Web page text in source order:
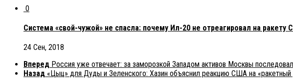
0
Система «свой-чужой» не спасла: почему Ил-20 не отреагировал на ракету
24 Сен, 2018
Вперед Россия уже отвечает: за заморозкой Западом активов Москвы
Назад «Цыц» для Дуды и Зеленского: Хазин объяснил реакцию США на